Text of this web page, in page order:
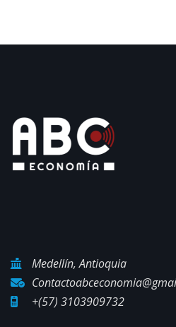
Medellín, Antioquia